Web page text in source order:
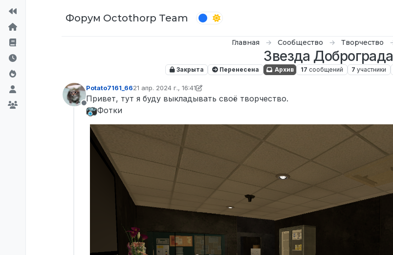
Форум Octothorp Team
Главная Сообщество Творчество
Звезда Доброграда
Закрыта Перенесена Архив 17 сообщений 7 участники
Не в сети
Potato7161_6621 апр. 2024 г., 16:41
отредактировано Potato7161_66
Привет, тут я буду выкладывать своё творчество.
Фотки